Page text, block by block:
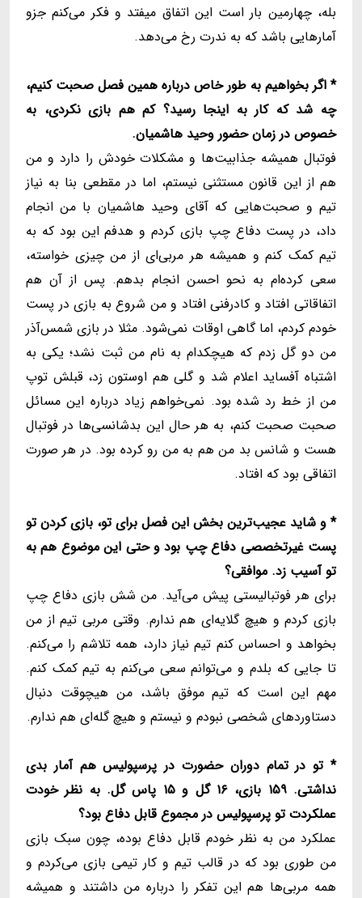
بله، چهارمین بار است این اتفاق میفتد و فکر می‌کنم جزو
آمارهایی باشد که به ندرت رخ می‌دهد.
* اگر بخواهیم به طور خاص درباره همین فصل صحبت کنیم،
چه شد که کار به اینجا رسید؟ کم هم بازی نکردی، به
خصوص در زمان حضور وحید هاشمیان.
فوتبال همیشه جذابیت‌ها و مشکلات خودش را دارد و من
هم از این قانون مستثنی نیستم، اما در مقطعی بنا به نیاز
تیم و صحبت‌هایی که آقای وحید هاشمیان با من انجام
داد، در پست دفاع چپ بازی کردم و هدفم این بود که به
تیم کمک کنم و همیشه هر مربی‌ای از من چیزی خواسته،
سعی کرده‌ام به نحو احسن انجام بدهم. پس از آن هم
اتفاقاتی افتاد و کادرفنی افتاد و من شروع به بازی در پست
خودم کردم، اما گاهی اوقات نمی‌شود. مثلا در بازی شمس‌آذر
من دو گل زدم که هیچکدام به نام من ثبت نشد؛ یکی به
اشتباه آفساید اعلام شد و گلی هم اوستون زد، قبلش توپ
من از خط رد شده بود. نمی‌خواهم زیاد درباره این مسائل
صحبت صحبت کنم، به هر حال این بدشانسی‌ها در فوتبال
هست و شانس بد من هم به من رو کرده بود. در هر صورت
اتفاقی بود که افتاد.
* و شاید عجیب‌ترین بخش این فصل برای تو، بازی کردن تو
پست غیرتخصصی دفاع چپ بود و حتی این موضوع هم به
تو آسیب زد. موافقی؟
برای هر فوتبالیستی پیش می‌آید. من شش بازی دفاع چپ
بازی کردم و هیچ گلایه‌ای هم ندارم. وقتی مربی تیم از من
بخواهد و احساس کنم تیم نیاز دارد، همه تلاشم را می‌کنم.
تا جایی که بلدم و می‌توانم سعی می‌کنم به تیم کمک کنم.
مهم این است که تیم موفق باشد، من هیچوقت دنبال
دستاوردهای شخصی نبودم و نیستم و هیچ گله‌ای هم ندارم.
* تو در تمام دوران حضورت در پرسپولیس هم آمار بدی
نداشتی. ۱۵۹ بازی، ۱۶ گل و ۱۵ پاس گل. به نظر خودت
عملکردت تو پرسپولیس در مجموع قابل دفاع بود؟
عملکرد من به نظر خودم قابل دفاع بوده، چون سبک بازی
من طوری بود که در قالب تیم و کار تیمی بازی می‌کردم و
همه مربی‌ها هم این تفکر را درباره من داشتند و همیشه